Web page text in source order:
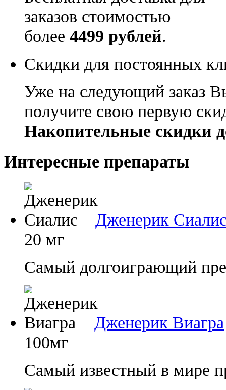
заказов стоимостью
более 4499 рублей.
Скидки для постоянных
Уже на следующий заказ
получите свою первую
Накопительные скидки
Интересные препараты
Дженерик
20 мг
Самый долгоиграющий
Дженерик Виагра
100мг
Самый известный в мире